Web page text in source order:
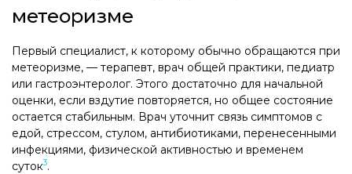
метеоризме
Первый специалист, к которому обычно обращаются при
метеоризме, — терапевт, врач общей практики, педиатр
или гастроэнтеролог. Этого достаточно для начальной
оценки, если вздутие повторяется, но общее состояние
остается стабильным. Врач уточнит связь симптомов с
едой, стрессом, стулом, антибиотиками, перенесенными
инфекциями, физической активностью и временем
суток3.